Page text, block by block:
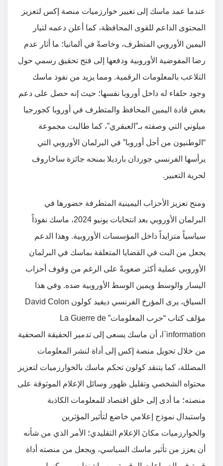
عندما عمد ماسك إلى تغيير خوارزميات منصة إكس لتعزيز
المحتوى الداعم للقوى المحافظة، كما أعلن دعمه لتيار
اليمين الأوروبي المتطرف، وخاصةً في ألمانيا؛ ما أثار عدم
رضا المفوضية الأوروبية ودفعها إلى فتح تحقيق رسمي حول
التلاعب بالمعلومات الرقمية​. ومما يزيد من نفوذ ماسك
وجود حلفاء له داخل أوروبا نفسها؛ حيث إنه حصل على دعم
بعض قادة اليمين المحافظ والمتطرف في أوروبا كجورجيا
ميلوني التي وصفته بـ”العبقري”، كما طالبت مجموعة
“الوطنيون من أجل أوروبا” في البرلمان الأوروبي التي
يرأسها الفرنسي جوردان بارديلا بمنحه جائزة ساخاروف
لحرية التعبير​.
ومنح تعزيز الأحزاب اليمينية المتطرفة حضورها في
البرلمان الأوروبي بعد انتخابات يونيو 2024، ماسك نفوذاً
سياسياً متزايداً داخل المؤسسات الأوروبية​. وهذا الدعم
يجعل من البت في القضايا المتعلقة بماسك في البرلمان
الأوروبي عملية أكثر صعوبةً على الرغم من وقوف أحزاب
اليسار والوسط ويمين الوسط الأوروبية ضده. وفي هذا
السياق، يرى المؤرخ الفرنسي ديفيد كولون David Colon
مؤلف كتاب “حرب المعلومات” La Guerre de
l`information، أن ماسك يسعى إلى تدمير الحقيقة الصحفية
من خلال تحويل منصة إكس إلى أداة لنشر المعلومات
المضللة، كما يتنقد كولون تحكم ماسك بالخوارزميات لتعزيز
محتواه الشخصي وتقليل ظهور وسائل الإعلام الموثوقة على
منصته؛ ما أدى إلى خلق اقتصاد للمعلومات الكاذبة
واستبدال نموذج إعلامي خاضع لتأثير المؤثرين
والخوارزميات مكانَ الإعلام التقليدي؛ الأمر الذي من شأنه
أن يعزز من تأثير ماسك السياسي، ويجعل من منصته أداة